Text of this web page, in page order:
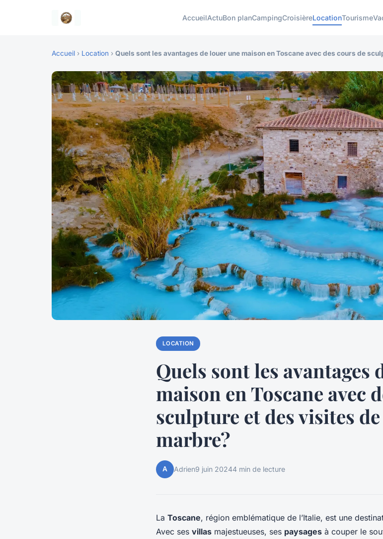
AccueilActuBon planCampingCroisièreLocationTourisme
Accueil › Location › Quels sont les avantages de louer une maison en Toscane avec des cours de
LOCATION
Quels sont les avantages
maison en Toscane avec
sculpture et des visites
marbre?
A Adrien9 juin 20244 min de lecture
La Toscane, région emblématique de l’Italie, est une
Avec ses villas majestueuses, ses paysages à couper le